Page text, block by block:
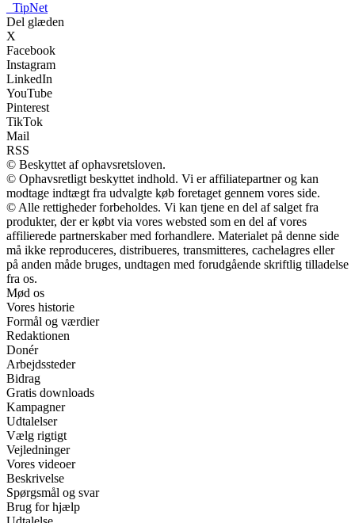
TipNet
Del glæden
X
Facebook
Instagram
LinkedIn
YouTube
Pinterest
TikTok
Mail
RSS
© Beskyttet af ophavsretsloven.
© Ophavsretligt beskyttet indhold. Vi er affiliatepartner og kan
modtage indtægt fra udvalgte køb foretaget gennem vores side.
© Alle rettigheder forbeholdes. Vi kan tjene en del af salget fra
produkter, der er købt via vores websted som en del af vores
affilierede partnerskaber med forhandlere. Materialet på denne side
må ikke reproduceres, distribueres, transmitteres, cachelagres eller
på anden måde bruges, undtagen med forudgående skriftlig tilladelse
fra os.
Mød os
Vores historie
Formål og værdier
Redaktionen
Donér
Arbejdssteder
Bidrag
Gratis downloads
Kampagner
Udtalelser
Vælg rigtigt
Vejledninger
Vores videoer
Beskrivelse
Spørgsmål og svar
Brug for hjælp